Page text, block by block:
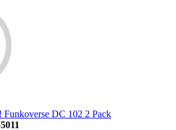
Funkoverse DC 102 2 Pack